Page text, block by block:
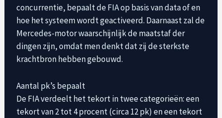
concurrentie, bepaalt de FIA ​​op basis van data of en
hoe het systeem wordt geactiveerd. Daarnaast zal de
Mercedes-motor waarschijnlijk de maatstaf der
dingen zijn, omdat men denkt dat zij de sterkste
krachtbron hebben gebouwd.
Aantal pk’s bepaalt
De FIA ​​verdeelt het tekort in twee categorieën: een
tekort van 2 tot 4 procent (circa 12 pk) en een tekort